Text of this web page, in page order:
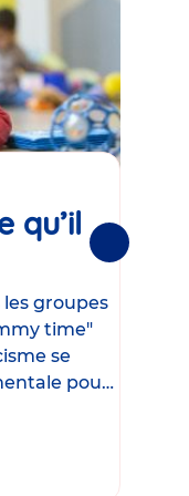
qu’il
groupes
time"
se
pour
Suivantes